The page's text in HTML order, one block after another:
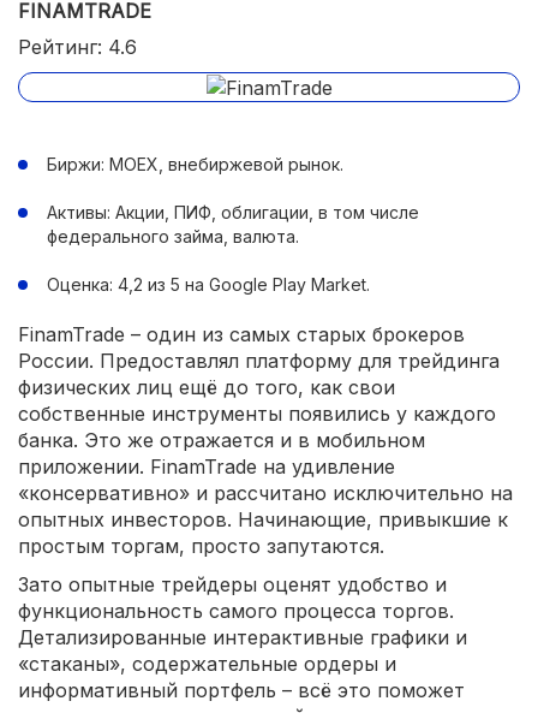
FINAMTRADE
Рейтинг: 4.6
Биржи: MOEX, внебиржевой рынок.
Активы: Акции, ПИФ, облигации, в том числе
федерального займа, валюта.
Оценка: 4,2 из 5 на Google Play Market.
FinamTrade – один из самых старых брокеров
России. Предоставлял платформу для трейдинга
физических лиц ещё до того, как свои
собственные инструменты появились у каждого
банка. Это же отражается и в мобильном
приложении. FinamTrade на удивление
«консервативно» и рассчитано исключительно на
опытных инвесторов. Начинающие, привыкшие к
простым торгам, просто запутаются.
Зато опытные трейдеры оценят удобство и
функциональность самого процесса торгов.
Детализированные интерактивные графики и
«стаканы», содержательные ордеры и
информативный портфель – всё это поможет